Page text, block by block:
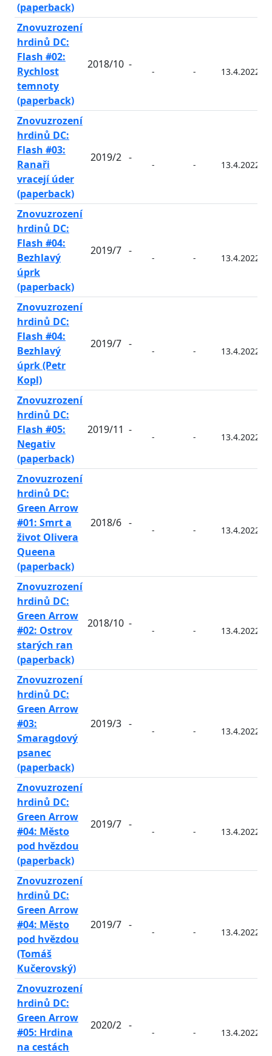
(paperback)
Znovuzrození
hrdinů DC:
Flash #02:
Rychlost
temnoty
(paperback)
2018/10 -
- - 13.4.2022
Znovuzrození
hrdinů DC:
Flash #03:
Ranaři
vracejí úder
(paperback)
2019/2 -
- - 13.4.2022
Znovuzrození
hrdinů DC:
Flash #04:
Bezhlavý
úprk
(paperback)
2019/7 -
- - 13.4.2022
Znovuzrození
hrdinů DC:
Flash #04:
Bezhlavý
úprk (Petr
Kopl)
2019/7 -
- - 13.4.2022
Znovuzrození
hrdinů DC:
Flash #05:
Negativ
(paperback)
2019/11 -
- - 13.4.2022
Znovuzrození
hrdinů DC:
Green Arrow
#01: Smrt a
život Olivera
Queena
(paperback)
2018/6 -
- - 13.4.2022
Znovuzrození
hrdinů DC:
Green Arrow
#02: Ostrov
starých ran
(paperback)
2018/10 -
- - 13.4.2022
Znovuzrození
hrdinů DC:
Green Arrow
#03:
Smaragdový
psanec
(paperback)
2019/3 -
- - 13.4.2022
Znovuzrození
hrdinů DC:
Green Arrow
#04: Město
pod hvězdou
(paperback)
2019/7 -
- - 13.4.2022
Znovuzrození
hrdinů DC:
Green Arrow
#04: Město
pod hvězdou
(Tomáš
Kučerovský)
2019/7 -
- - 13.4.2022
Znovuzrození
hrdinů DC:
Green Arrow
#05: Hrdina
na cestách
2020/2 -
- - 13.4.2022